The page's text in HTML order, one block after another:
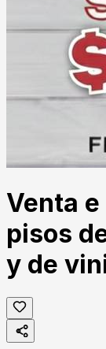
Venta
pisos
y de